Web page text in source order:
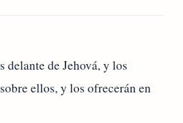
delante de Jehová, y los
ellos, y los ofrecerán en